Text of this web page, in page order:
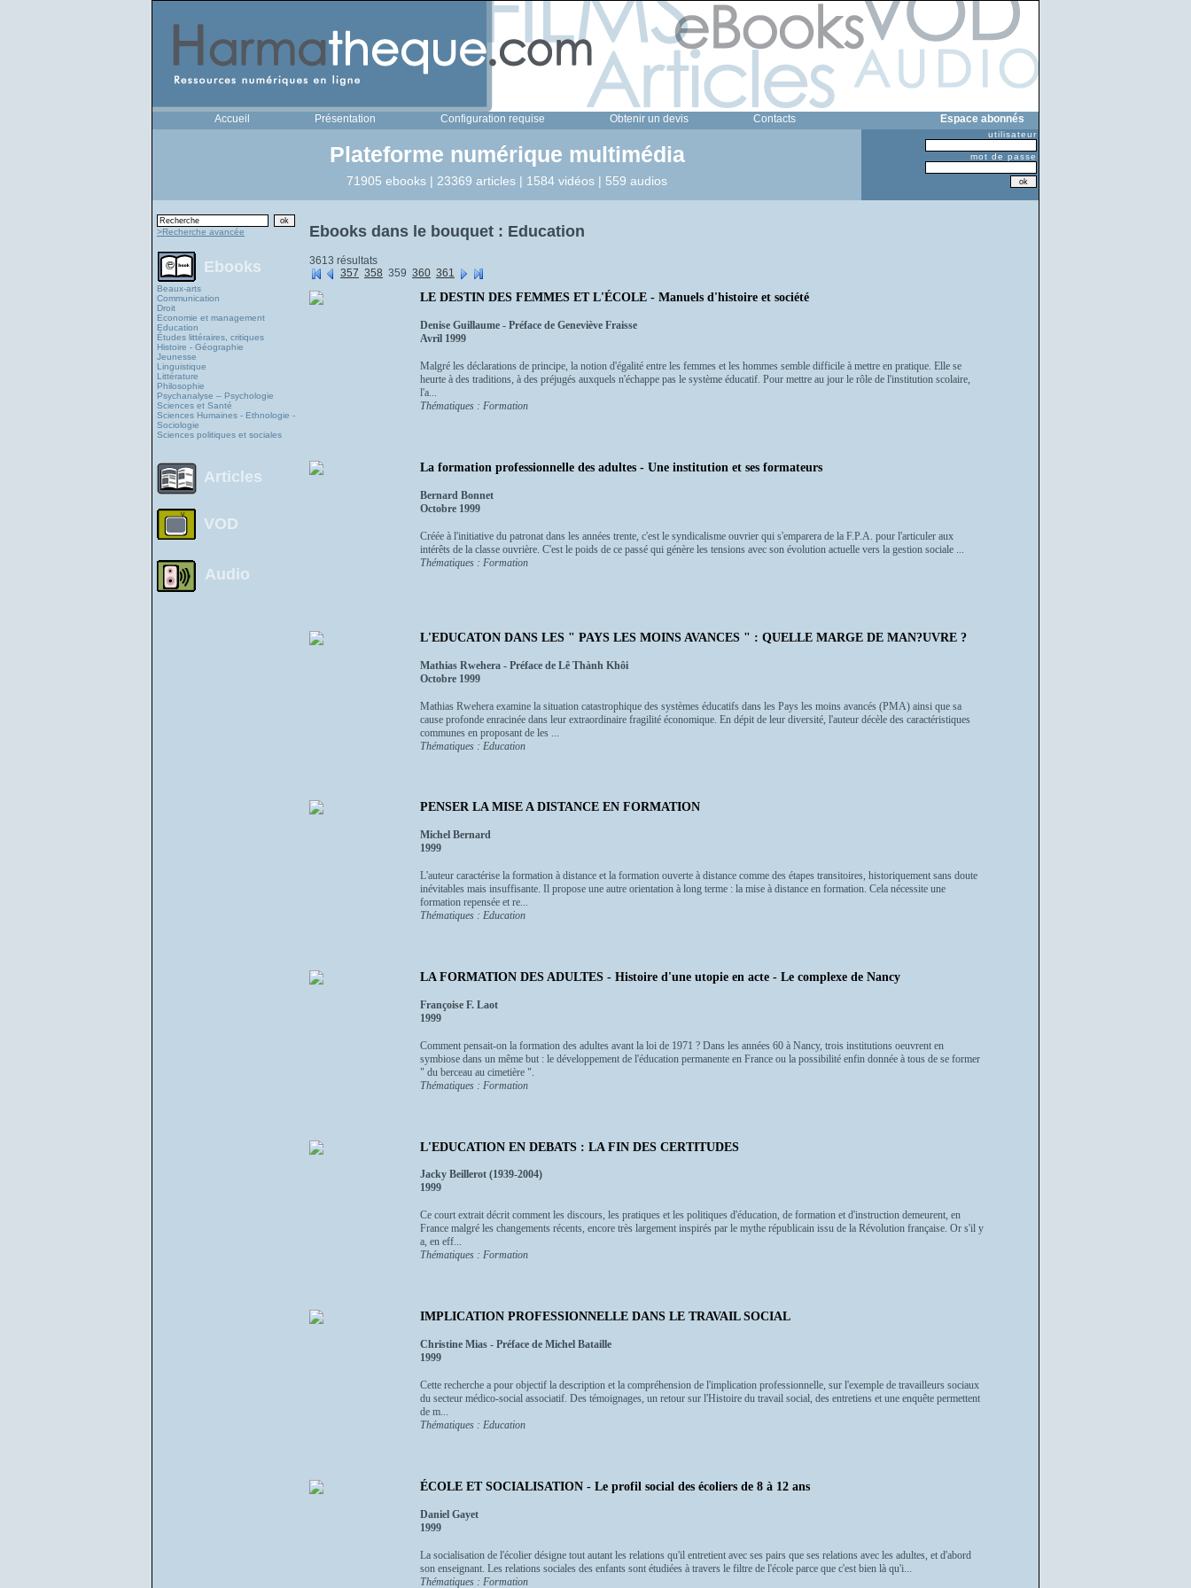
Accueil Présentation Configuration requise Obtenir un devis Contacts Espace abonnés
Plateforme numérique multimédia
71905 ebooks | 23369 articles | 1584 vidéos | 559 audios
utilisateur
mot de passe
>Recherche avancée
Ebooks
Beaux-arts
Communication
Droit
Economie et management
Education
Études littéraires, critiques
Histoire - Géographie
Jeunesse
Linguistique
Littérature
Philosophie
Psychanalyse – Psychologie
Sciences et Santé
Sciences Humaines - Ethnologie -
Sociologie
Sciences politiques et sociales
Articles
VOD
Audio
Ebooks dans le bouquet : Education
3613 résultats
357 358 359 360 361
LE DESTIN DES FEMMES ET L'ÉCOLE - Manuels d'histoire et société
Denise Guillaume - Préface de Geneviève Fraisse
Avril 1999
Malgré les déclarations de principe, la notion d'égalité entre les femmes et les hommes semble difficile à mettre en pratique. Elle se
heurte à des traditions, à des préjugés auxquels n'échappe pas le système éducatif. Pour mettre au jour le rôle de l'institution scolaire,
l'a...
Thématiques : Formation
La formation professionnelle des adultes - Une institution et ses formateurs
Bernard Bonnet
Octobre 1999
Créée à l'initiative du patronat dans les années trente, c'est le syndicalisme ouvrier qui s'emparera de la F.P.A. pour l'articuler aux
intérêts de la classe ouvrière. C'est le poids de ce passé qui génère les tensions avec son évolution actuelle vers la gestion sociale ...
Thématiques : Formation
L'EDUCATON DANS LES " PAYS LES MOINS AVANCES " : QUELLE MARGE DE MAN?UVRE ?
Mathias Rwehera - Préface de Lê Thành Khôi
Octobre 1999
Mathias Rwehera examine la situation catastrophique des systèmes éducatifs dans les Pays les moins avancés (PMA) ainsi que sa
cause profonde enracinée dans leur extraordinaire fragilité économique. En dépit de leur diversité, l'auteur décèle des caractéristiques
communes en proposant de les ...
Thématiques : Education
PENSER LA MISE A DISTANCE EN FORMATION
Michel Bernard
1999
L'auteur caractérise la formation à distance et la formation ouverte à distance comme des étapes transitoires, historiquement sans doute
inévitables mais insuffisante. Il propose une autre orientation à long terme : la mise à distance en formation. Cela nécessite une
formation repensée et re...
Thématiques : Education
LA FORMATION DES ADULTES - Histoire d'une utopie en acte - Le complexe de Nancy
Françoise F. Laot
1999
Comment pensait-on la formation des adultes avant la loi de 1971 ? Dans les années 60 à Nancy, trois institutions oeuvrent en
symbiose dans un même but : le développement de l'éducation permanente en France ou la possibilité enfin donnée à tous de se former
" du berceau au cimetière ".
Thématiques : Formation
L'EDUCATION EN DEBATS : LA FIN DES CERTITUDES
Jacky Beillerot (1939-2004)
1999
Ce court extrait décrit comment les discours, les pratiques et les politiques d'éducation, de formation et d'instruction demeurent, en
France malgré les changements récents, encore très largement inspirés par le mythe républicain issu de la Révolution française. Or s'il y
a, en eff...
Thématiques : Formation
IMPLICATION PROFESSIONNELLE DANS LE TRAVAIL SOCIAL
Christine Mias - Préface de Michel Bataille
1999
Cette recherche a pour objectif la description et la compréhension de l'implication professionnelle, sur l'exemple de travailleurs sociaux
du secteur médico-social associatif. Des témoignages, un retour sur l'Histoire du travail social, des entretiens et une enquête permettent
de m...
Thématiques : Education
ÉCOLE ET SOCIALISATION - Le profil social des écoliers de 8 à 12 ans
Daniel Gayet
1999
La socialisation de l'écolier désigne tout autant les relations qu'il entretient avec ses pairs que ses relations avec les adultes, et d'abord
son enseignant. Les relations sociales des enfants sont étudiées à travers le filtre de l'école parce que c'est bien là qu'i...
Thématiques : Formation